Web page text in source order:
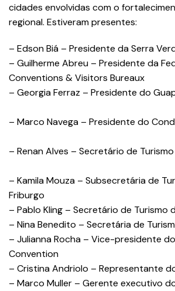
cidades envolvidas com o
regional. Estiveram presentes:
– Edson Biá – Presidente da Serra
– Guilherme Abreu – Presidente da
Conventions & Visitors Bureaux
– Georgia Ferraz – Presidente do
– Marco Navega – Presidente do
– Renan Alves – Secretário de
– Kamila Mouza – Subsecretária de
Friburgo
– Pablo Kling – Secretário de Turismo
– Nina Benedito – Secretária de
– Julianna Rocha – Vice-presidente
Convention
– Cristina Andriolo – Representante
– Marco Muller – Gerente executivo